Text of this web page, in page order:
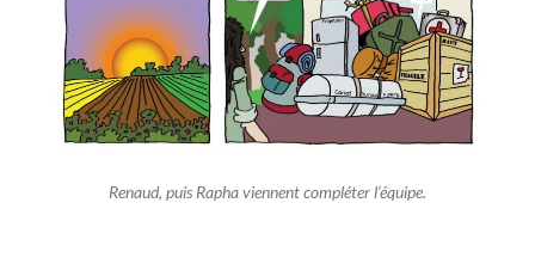
Renaud, puis Rapha viennent compléter l’équipe.